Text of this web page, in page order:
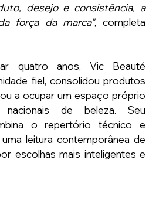
desejo e consistência, a
força da marca”, completa
quatro anos, Vic Beauté
fiel, consolidou produtos
a ocupar um espaço próprio
de beleza. Seu
o repertório técnico e
leitura contemporânea de
escolhas mais inteligentes e